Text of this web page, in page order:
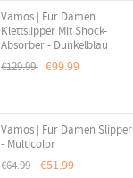
Vamos | Fur Damen
Klettslipper Mit Shock-
Absorber - Dunkelblau
€129.99 €99.99
Vamos | Fur Damen Slipper
- Multicolor
€64.99 €51.99